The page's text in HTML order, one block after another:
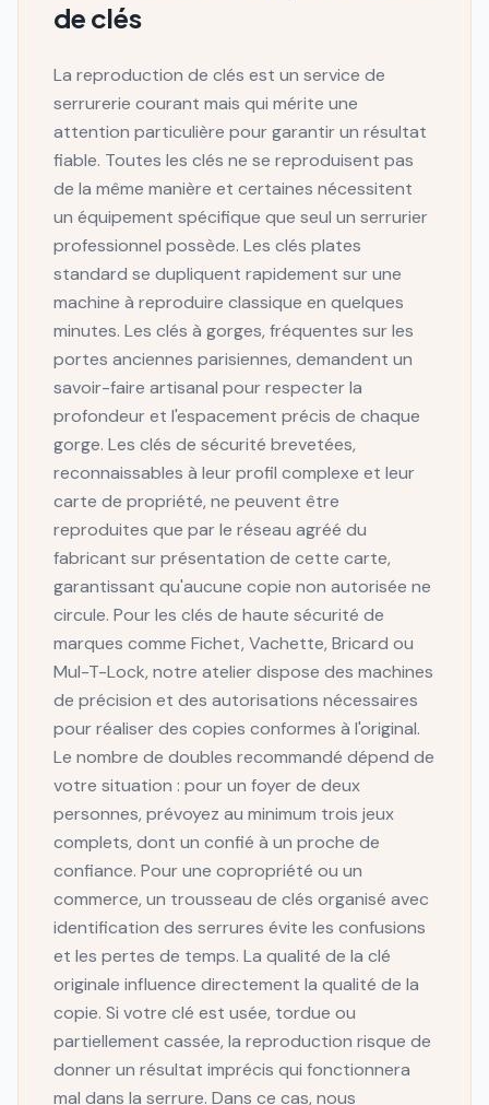
de clés
La reproduction de clés est un service de
serrurerie courant mais qui mérite une
attention particulière pour garantir un résultat
fiable. Toutes les clés ne se reproduisent pas
de la même manière et certaines nécessitent
un équipement spécifique que seul un serrurier
professionnel possède. Les clés plates
standard se dupliquent rapidement sur une
machine à reproduire classique en quelques
minutes. Les clés à gorges, fréquentes sur les
portes anciennes parisiennes, demandent un
savoir-faire artisanal pour respecter la
profondeur et l'espacement précis de chaque
gorge. Les clés de sécurité brevetées,
reconnaissables à leur profil complexe et leur
carte de propriété, ne peuvent être
reproduites que par le réseau agréé du
fabricant sur présentation de cette carte,
garantissant qu'aucune copie non autorisée ne
circule. Pour les clés de haute sécurité de
marques comme Fichet, Vachette, Bricard ou
Mul-T-Lock, notre atelier dispose des machines
de précision et des autorisations nécessaires
pour réaliser des copies conformes à l'original.
Le nombre de doubles recommandé dépend de
votre situation : pour un foyer de deux
personnes, prévoyez au minimum trois jeux
complets, dont un confié à un proche de
confiance. Pour une copropriété ou un
commerce, un trousseau de clés organisé avec
identification des serrures évite les confusions
et les pertes de temps. La qualité de la clé
originale influence directement la qualité de la
copie. Si votre clé est usée, tordue ou
partiellement cassée, la reproduction risque de
donner un résultat imprécis qui fonctionnera
mal dans la serrure. Dans ce cas, nous